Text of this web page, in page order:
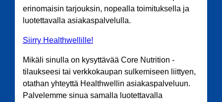
erinomaisin tarjouksin, nopealla toimituksella ja
luotettavalla asiakaspalvelulla.
Siirry Healthwellille!
Mikäli sinulla on kysyttävää Core Nutrition -
tilaukseesi tai verkkokaupan sulkemiseen liittyen,
otathan yhteyttä Healthwellin asiakaspalveluun.
Palvelemme sinua samalla luotettavalla